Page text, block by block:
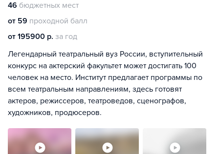
46 бюджетных мест
от 59 проходной балл
от 195900 р. за год
Легендарный театральный вуз России, вступительный
конкурс на актерский факультет может достигать 100
человек на место. Институт предлагает программы по
всем театральным направлениям, здесь готовят
актеров, режиссеров, театроведов, сценографов,
художников, продюсеров.